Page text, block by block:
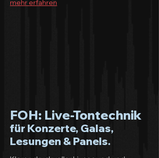
mehr erfahren
FOH: Live-Tontechnik
für Konzerte, Galas,
Lesungen & Panels.